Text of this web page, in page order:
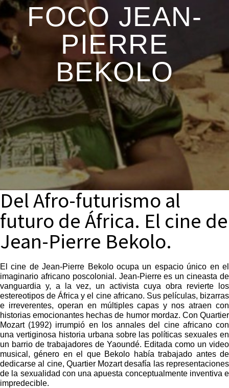
FOCO JEAN-
PIERRE
BEKOLO
Del Afro-futurismo al
futuro de África. El cine de
Jean-Pierre Bekolo.
El cine de Jean-Pierre Bekolo ocupa un espacio único en el
imaginario africano poscolonial. Jean-Pierre es un cineasta de
vanguardia y, a la vez, un activista cuya obra revierte los
estereotipos de África y el cine africano. Sus películas, bizarras
e irreverentes, operan en múltiples capas y nos atraen con
historias emocionantes hechas de humor mordaz. Con Quartier
Mozart (1992) irrumpió en los annales del cine africano con
una vertiginosa historia urbana sobre las políticas sexuales en
un barrio de trabajadores de Yaoundé. Editada como un video
musical, género en el que Bekolo había trabajado antes de
dedicarse al cine, Quartier Mozart desafía las representaciones
de la sexualidad con una apuesta conceptualmente inventiva e
impredecible.